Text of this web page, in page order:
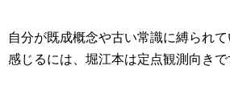
自分が既成概念や古い常識に縛られ
感じるには、堀江本は定点観測向きで